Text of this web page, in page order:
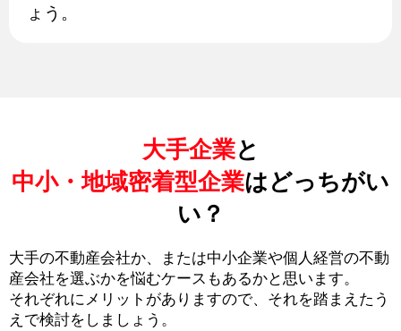
ょう。
大手企業と
中小・地域密着型企業はどっちがい
い？
大手の不動産会社か、または中小企業や個人経営の不動
産会社を選ぶかを悩むケースもあるかと思います。
それぞれにメリットがありますので、それを踏まえたう
えで検討をしましょう。